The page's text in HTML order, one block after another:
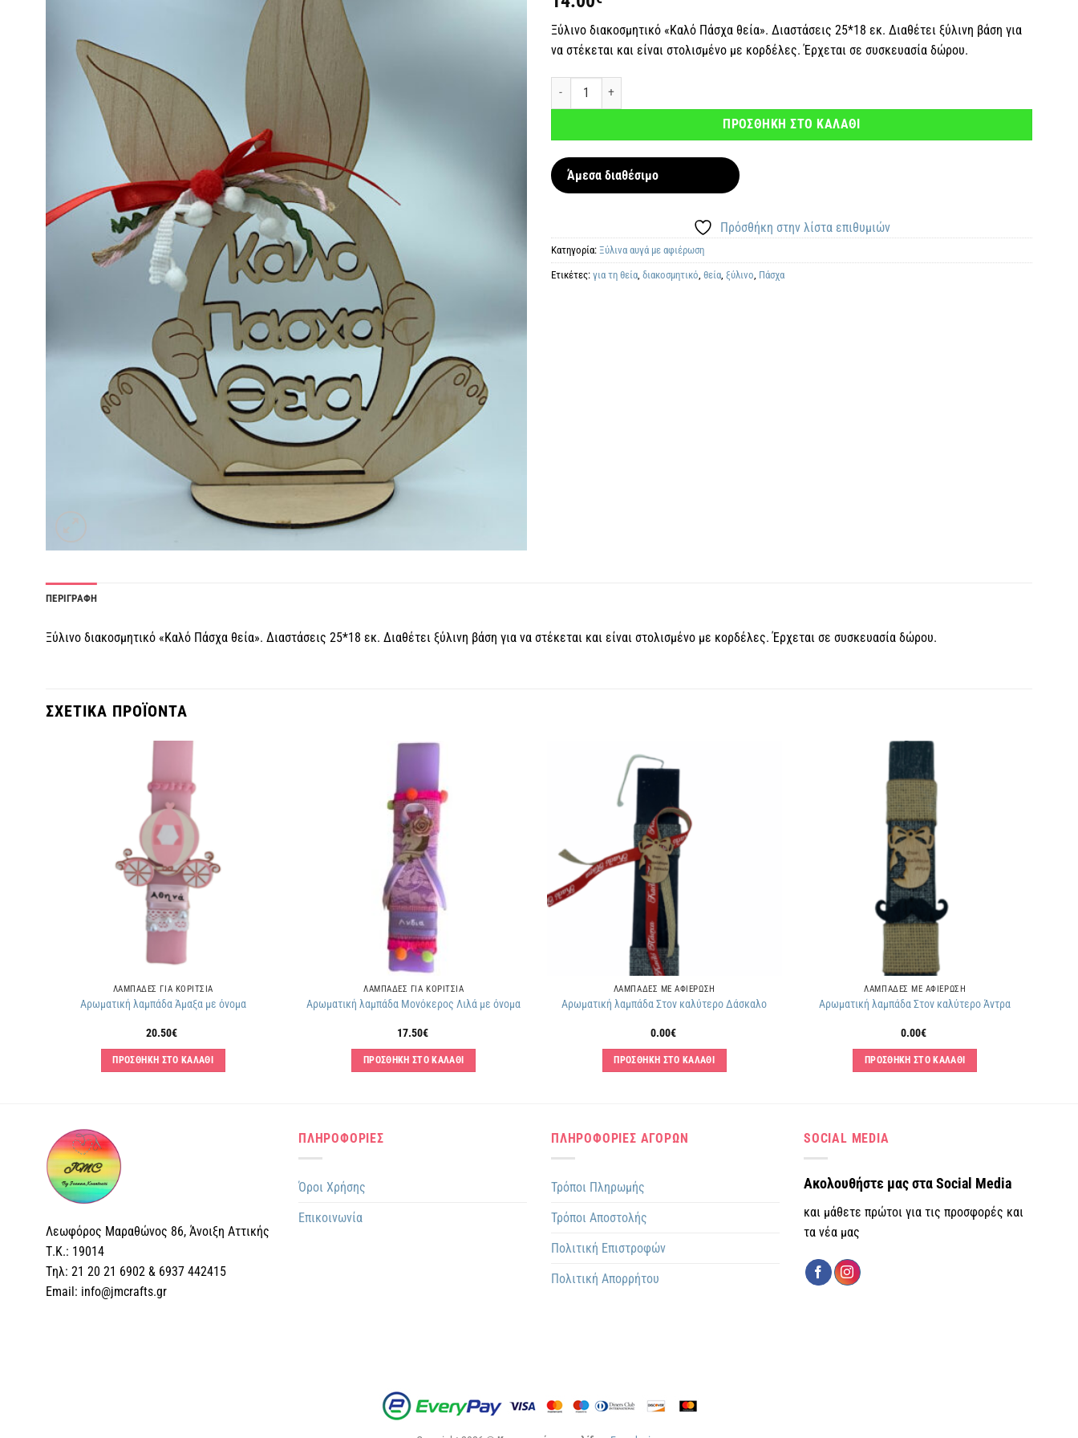
Ξύλινο διακοσμητικό «Καλό Πάσχα θεία». Διαστάσεις 25*18 εκ. Διαθέτει ξύλινη βάση για
να στέκεται και είναι στολισμένο με κορδέλες. Έρχεται σε συσκευασία δώρου.
Διακοσμητικό «Καλό Πάσχα θεία» ποσότητα
ΠΡΟΣΘΗΚΗ ΣΤΟ ΚΑΛΑΘΙ
Άμεσα διαθέσιμο
Πρόσθήκη στην λίστα επιθυμιών
Κατηγορία: Ξύλινα αυγά με αφιέρωση
Ετικέτες: για τη θεία διακοσμητικό θεία ξύλινο Πάσχα
ΠΕΡΙΓΡΑΦΗ
Ξύλινο διακοσμητικό «Καλό Πάσχα θεία». Διαστάσεις 25*18 εκ. Διαθέτει ξύλινη βάση για να στέκεται και είναι στολισμένο με κορδέλες. Έρχεται σε συσκευασία δώρου.
ΣΧΕΤΙΚΑ ΠΡΟΪΟΝΤΑ
ΛΑΜΠΑΔΕΣ ΓΙΑ ΚΟΡΙΤΣΙΑ
Αρωματική λαμπάδα Άμαξα με όνομα
20.50€
ΠΡΟΣΘΗΚΗ ΣΤΟ ΚΑΛΑΘΙ
ΛΑΜΠΑΔΕΣ ΓΙΑ ΚΟΡΙΤΣΙΑ
Αρωματική λαμπάδα Μονόκερος Λιλά με όνομα
17.50€
ΠΡΟΣΘΗΚΗ ΣΤΟ ΚΑΛΑΘΙ
ΛΑΜΠΑΔΕΣ ΜΕ ΑΦΙΕΡΩΣΗ
Αρωματική λαμπάδα Στον καλύτερο Δάσκαλο
0.00€
ΠΡΟΣΘΗΚΗ ΣΤΟ ΚΑΛΑΘΙ
ΛΑΜΠΑΔΕΣ ΜΕ ΑΦΙΕΡΩΣΗ
Αρωματική λαμπάδα Στον καλύτερο Άντρα
0.00€
ΠΡΟΣΘΗΚΗ ΣΤΟ ΚΑΛΑΘΙ
Λεωφόρος Μαραθώνος 86, Άνοιξη Αττικής
Τ.Κ.: 19014
Tηλ: 21 20 21 6902 & 6937 442415
Email: info@jmcrafts.gr
ΠΛΗΡΟΦΟΡΙΕΣ
Όροι Χρήσης
Επικοινωνία
ΠΛΗΡΟΦΟΡΙΕΣ ΑΓΟΡΩΝ
Τρόποι Πληρωμής
Τρόποι Αποστολής
Πολιτική Επιστροφών
Πολιτική Απορρήτου
SOCIAL MEDIA
Ακολουθήστε μας στα Social Media
και μάθετε πρώτοι για τις προσφορές και
τα νέα μας